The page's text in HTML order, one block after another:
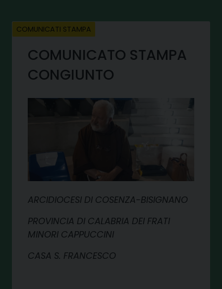
COMUNICATI STAMPA
COMUNICATO STAMPA
CONGIUNTO
ARCIDIOCESI DI COSENZA-BISIGNANO
PROVINCIA DI CALABRIA DEI FRATI
MINORI CAPPUCCINI
CASA S. FRANCESCO